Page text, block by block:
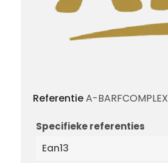
ReferentieA-BARFCOMPLEX
Specifieke referenties
Ean13